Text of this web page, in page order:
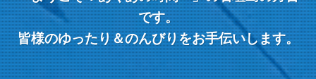
です。
皆様のゆったり＆のんびりをお手伝いします。